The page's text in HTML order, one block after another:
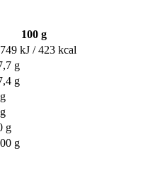
100 g
kJ / 423 kcal
g
g
g
g